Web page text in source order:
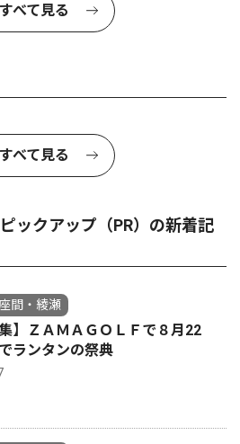
すべて見る
すべて見る
ックアップ（PR）の新着記
間・綾瀬
集】ＺＡＭＡＧＯＬＦで８月22
ランタンの祭典